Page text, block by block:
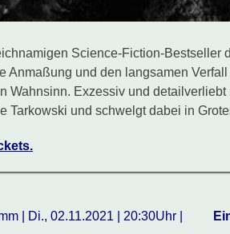
Science-Fiction-Bestseller
Anmaßung und den langsamen
Wahnsinn. Exzessiv und
Tarkowski und schwelgt dabei in
| Di., 02.11.2021 | 20:30Uhr |